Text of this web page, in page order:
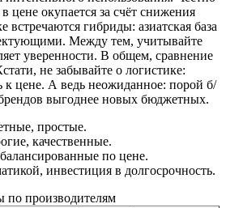
цене окупается за счёт снижения
встречаются гибриды: азиатская база
Между тем, учитывайте
уверенности. В общем, сравнение
не забывайте о логистике:
к цене. А ведь неожиданное: порой б/
выгоднее новых бюджетных.
простые.
качественные.
по цене.
инвестиция в долгосрочность.
по производителям